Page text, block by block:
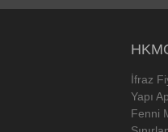
İfraz
Yapı
Fenni